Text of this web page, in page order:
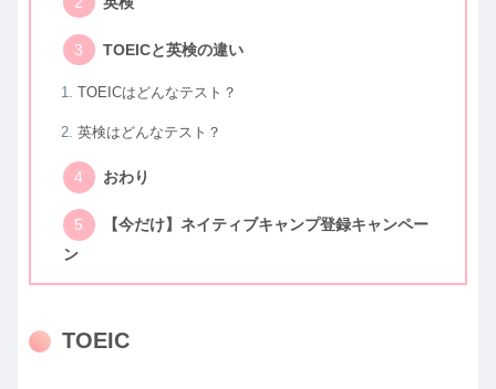
TOEICと英検の違い
TOEICはどんなテスト？
英検はどんなテスト？
おわり
【今だけ】ネイティブキャンプ登録キャンペー
ン
TOEIC